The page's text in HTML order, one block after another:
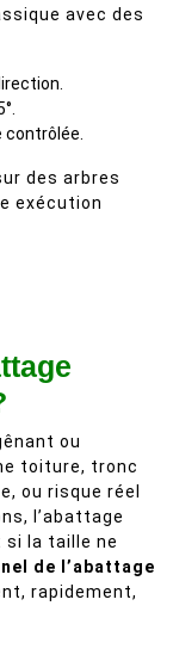
avec des
des arbres
exécution
ou
toiture, tronc
ou risque réel
l’abattage
la taille ne
de l’abattage
rapidement,